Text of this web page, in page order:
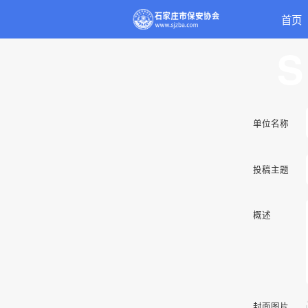
首页
单位名称
投稿主题
概述